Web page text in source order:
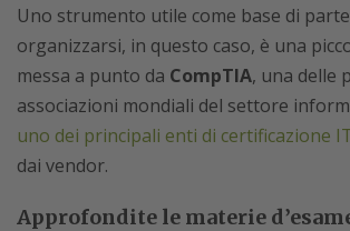
Uno strumento utile come base di
organizzarsi, in questo caso, è una
messa a punto da CompTIA, una delle
associazioni mondiali del settore
uno dei principali enti di certificazione
dai vendor.
Approfondite le materie